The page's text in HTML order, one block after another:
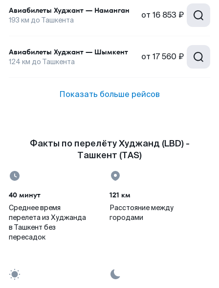
Авиабилеты Худжант — Наманган
193 км до Ташкента от 16 853 ₽
Авиабилеты Худжант — Шымкент
124 км до Ташкента от 17 560 ₽
Показать больше рейсов
Факты по перелёту Худжанд (LBD) -
Ташкент (TAS)
40 минут
Среднее время
перелета из Худжанда
в Ташкент без
пересадок
121 км
Расстояние между
городами